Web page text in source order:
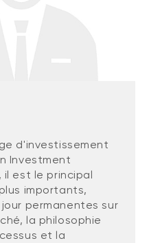
BNI
sur les conflits
d'investissement
Investment
il est le principal
importants,
permanentes sur
la philosophie
et la